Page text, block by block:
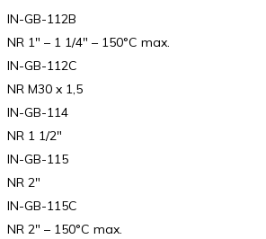
IN-GB-112B
NR 1″ – 1 1/4″ – 150°C max.
IN-GB-112C
NR M30 x 1,5
IN-GB-114
NR 1 1/2″
IN-GB-115
NR 2″
IN-GB-115C
NR 2″ – 150°C max.